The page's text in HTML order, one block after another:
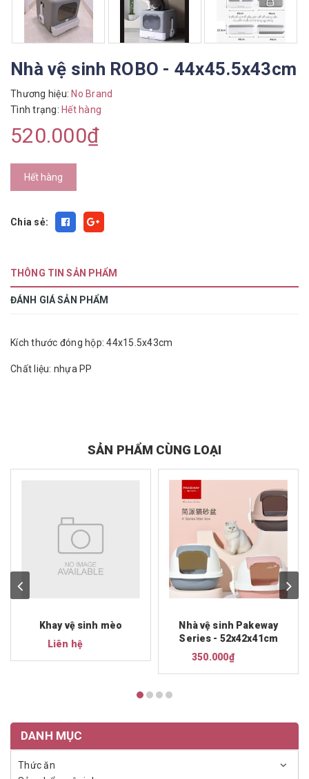
Nhà vệ sinh ROBO - 44x45.5x43cm
Thương hiệu: No Brand
Tình trạng: Hết hàng
520.000₫
Hết hàng
Chia sẻ:
THÔNG TIN SẢN PHẨM
ĐÁNH GIÁ SẢN PHẨM
Kích thước đóng hộp: 44x15.5x43cm
Chất liệu: nhựa PP
SẢN PHẨM CÙNG LOẠI
Khay vệ sinh mèo
Liên hệ
Nhà vệ sinh Pakeway
Series - 52x42x41cm
350.000₫
DANH MỤC
Thức ăn